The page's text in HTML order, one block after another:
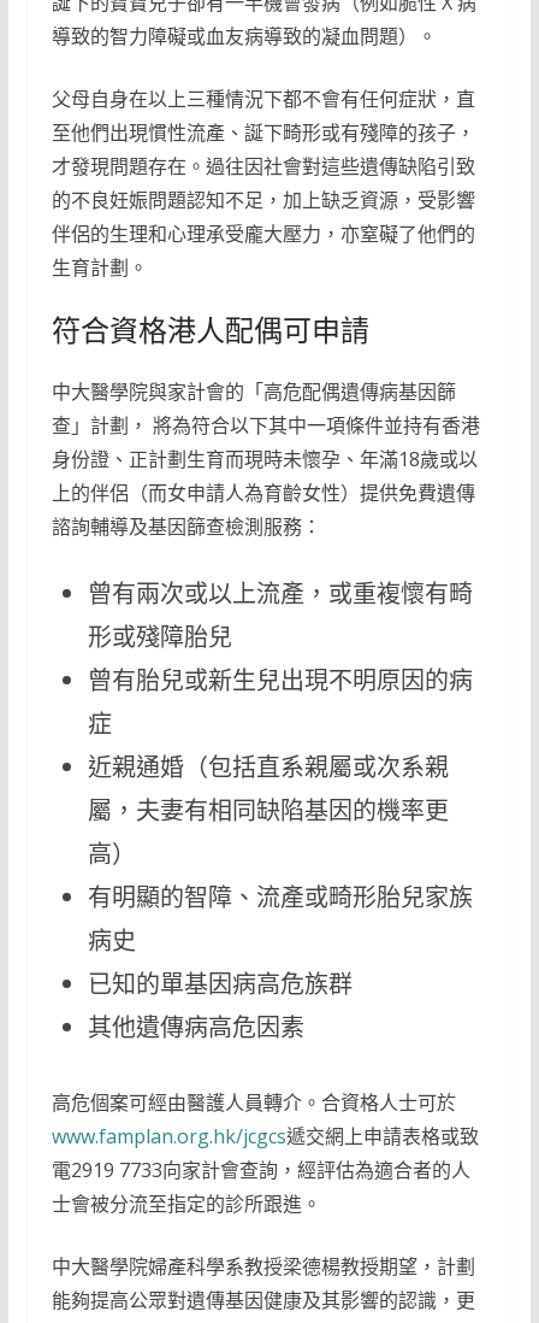
導致的智力障礙或血友病導致的凝血問題）。
父母自身在以上三種情況下都不會有任何症狀，直
至他們出現慣性流產、誕下畸形或有殘障的孩子，
才發現問題存在。過往因社會對這些遺傳缺陷引致
的不良妊娠問題認知不足，加上缺乏資源，受影響
伴侶的生理和心理承受龐大壓力，亦窒礙了他們的
生育計劃。
符合資格港人配偶可申請
中大醫學院與家計會的「高危配偶遺傳病基因篩
查」計劃， 將為符合以下其中一項條件並持有香港
身份證、正計劃生育而現時未懷孕、年滿18歲或以
上的伴侶（而女申請人為育齡女性）提供免費遺傳
諮詢輔導及基因篩查檢測服務：
曾有兩次或以上流產，或重複懷有畸
形或殘障胎兒
曾有胎兒或新生兒出現不明原因的病
症
近親通婚（包括直系親屬或次系親
屬，夫妻有相同缺陷基因的機率更
高）
有明顯的智障、流產或畸形胎兒家族
病史
已知的單基因病高危族群
其他遺傳病高危因素
高危個案可經由醫護人員轉介。合資格人士可於
www.famplan.org.hk/jcgcs遞交網上申請表格或致
電2919 7733向家計會查詢，經評估為適合者的人
士會被分流至指定的診所跟進。
中大醫學院婦產科學系教授梁德楊教授期望，計劃
能夠提高公眾對遺傳基因健康及其影響的認識，更